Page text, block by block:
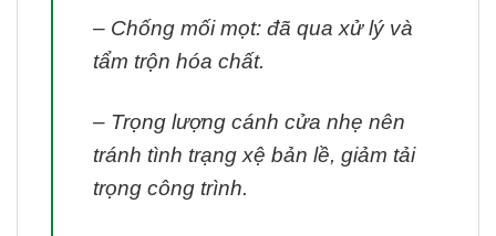
– Chống mối mọt: đã qua xử lý và
tẩm trộn hóa chất.
– Trọng lượng cánh cửa nhẹ nên
tránh tình trạng xệ bản lề, giảm tải
trọng công trình.